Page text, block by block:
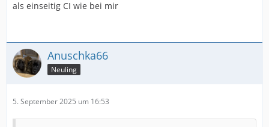
als einseitig CI wie bei mir
Anuschka66
Neuling
5. September 2025 um 16:53